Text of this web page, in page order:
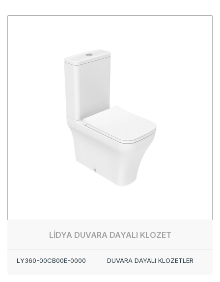
LİDYA DUVARA DAYALI KLOZET
LY360-00CB00E-0000 DUVARA DAYALI KLOZETLER